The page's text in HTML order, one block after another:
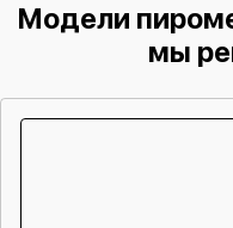
Модели
мы